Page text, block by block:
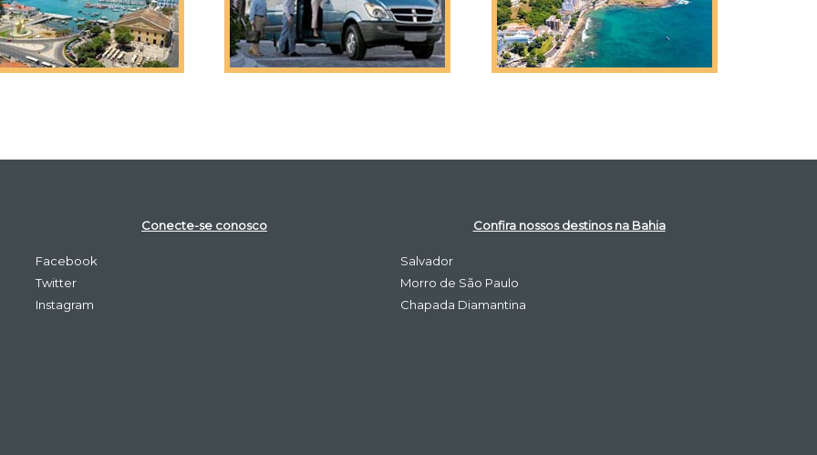
Conecte-se conosco
Facebook
Twitter
Instagram
Confira nossos destinos na Bahia
Salvador
Morro de São Paulo
Chapada Diamantina